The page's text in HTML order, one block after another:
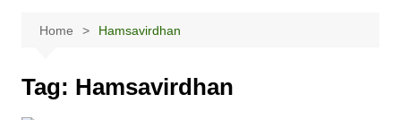
Home Hamsavirdhan
Tag: Hamsavirdhan